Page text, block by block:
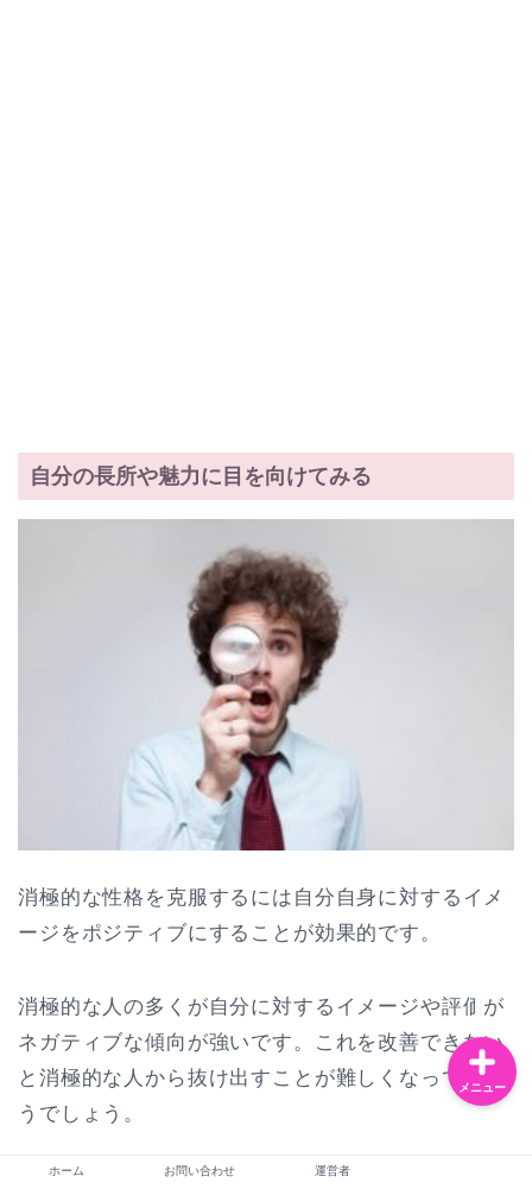
自分の長所や魅力に目を向けてみる
消極的な性格を克服するには自分自身に対するイメ
ージをポジティブにすることが効果的です。
消極的な人の多くが自分に対するイメージや評価が
ネガティブな傾向が強いです。これを改善できない
と消極的な人から抜け出すことが難しくなってしま
うでしょう。
ホーム お問い合わせ 運営者
メニュー
恋愛・夫婦